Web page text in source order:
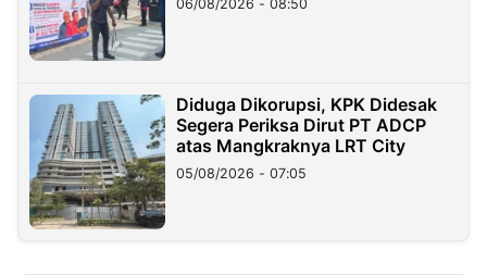
06/08/2026 - 08:50
Diduga Dikorupsi, KPK Didesak
Segera Periksa Dirut PT ADCP
atas Mangkraknya LRT City
05/08/2026 - 07:05